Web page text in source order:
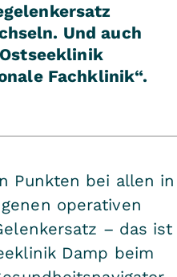
Und auch
Fachklinik“.
Punkten bei allen in
operativen
– das ist
Damp beim